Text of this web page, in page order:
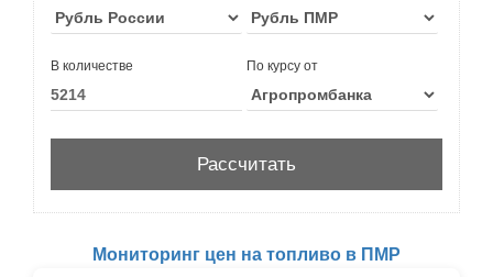
В количестве По курсу от
Мониторинг цен на топливо в ПМР